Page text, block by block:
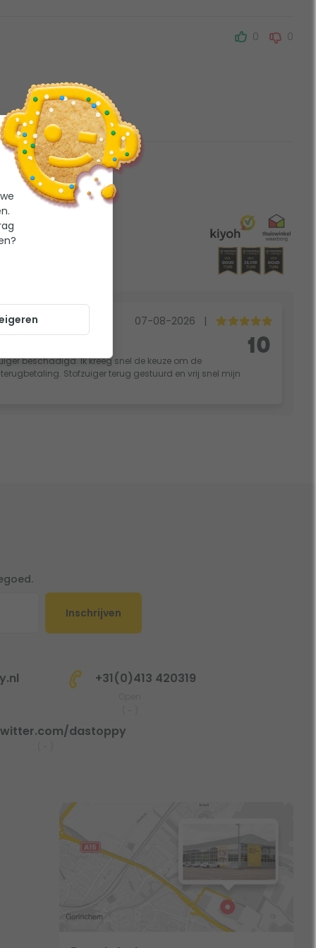
0 0
07-08-2026
|
beschadigd. Ik kreeg snel de keuze om de
Stofzuiger terug gestuurd en vrij snel mijn
10
Inschrijven
+31(0)413 420319
dastoppy